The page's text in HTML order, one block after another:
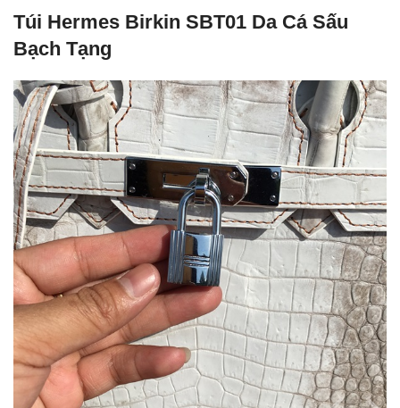
Túi Hermes Birkin SBT01 Da Cá Sấu
Bạch Tạng